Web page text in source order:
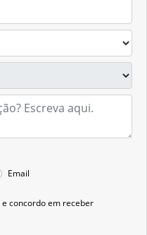
Email
e concordo em receber